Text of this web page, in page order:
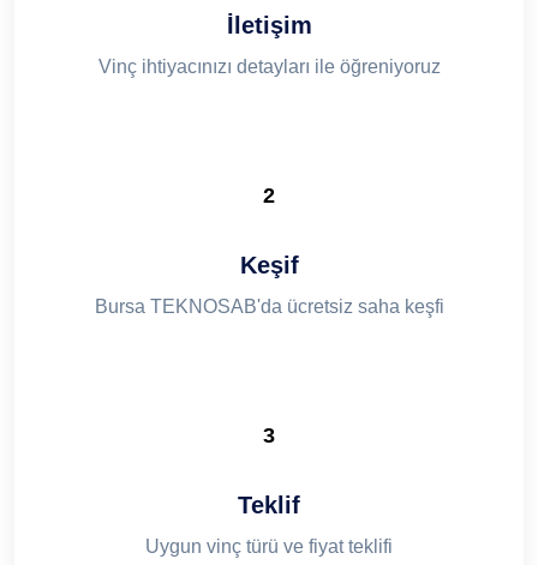
İletişim
Vinç ihtiyacınızı detayları ile öğreniyoruz
2
Keşif
Bursa TEKNOSAB'da ücretsiz saha keşfi
3
Teklif
Uygun vinç türü ve fiyat teklifi